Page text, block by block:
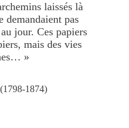
laissés là
demandaient pas
jour. Ces papiers
mais des vies
»
1874)